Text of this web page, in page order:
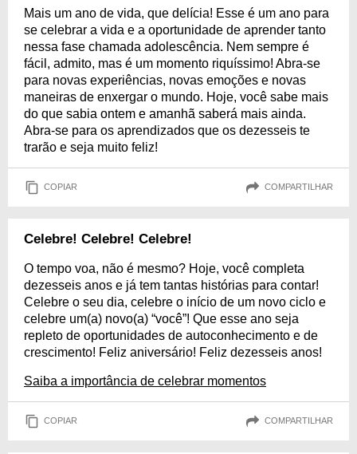
Mais um ano de vida, que delícia! Esse é um ano para
se celebrar a vida e a oportunidade de aprender tanto
nessa fase chamada adolescência. Nem sempre é
fácil, admito, mas é um momento riquíssimo! Abra-se
para novas experiências, novas emoções e novas
maneiras de enxergar o mundo. Hoje, você sabe mais
do que sabia ontem e amanhã saberá mais ainda.
Abra-se para os aprendizados que os dezesseis te
trarão e seja muito feliz!
COPIAR COMPARTILHAR
Celebre! Celebre! Celebre!
O tempo voa, não é mesmo? Hoje, você completa
dezesseis anos e já tem tantas histórias para contar!
Celebre o seu dia, celebre o início de um novo ciclo e
celebre um(a) novo(a) “você”! Que esse ano seja
repleto de oportunidades de autoconhecimento e de
crescimento! Feliz aniversário! Feliz dezesseis anos!
Saiba a importância de celebrar momentos
COPIAR COMPARTILHAR